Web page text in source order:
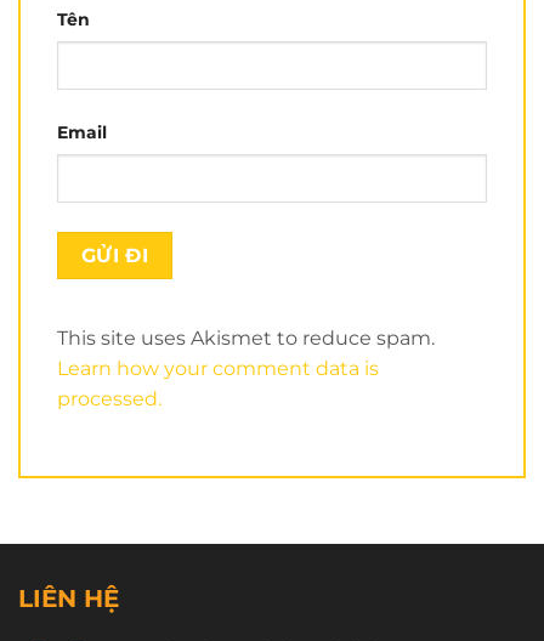
quá tròn như nón
Tên
Email
This site uses Akismet to reduce spam.
Learn how your comment data is
processed.
LIÊN HỆ